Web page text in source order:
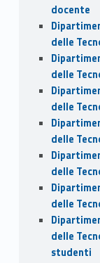
docente
delle
delle
delle
delle
delle
delle
delle
studenti